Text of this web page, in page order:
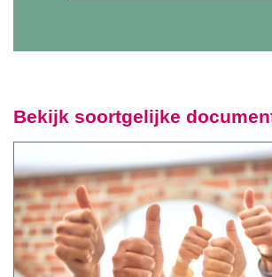
Bekijk soortgelijke